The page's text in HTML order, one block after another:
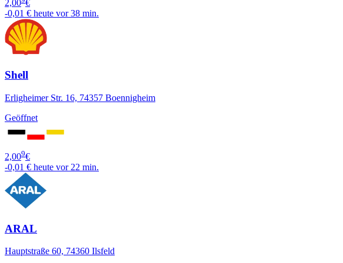
2,00 €
-0,01 € heute vor 38 min.
Shell
Erligheimer Str. 16, 74357 Boennigheim
Geöffnet
2,009€
-0,01 € heute vor 22 min.
ARAL
Hauptstraße 60, 74360 Ilsfeld